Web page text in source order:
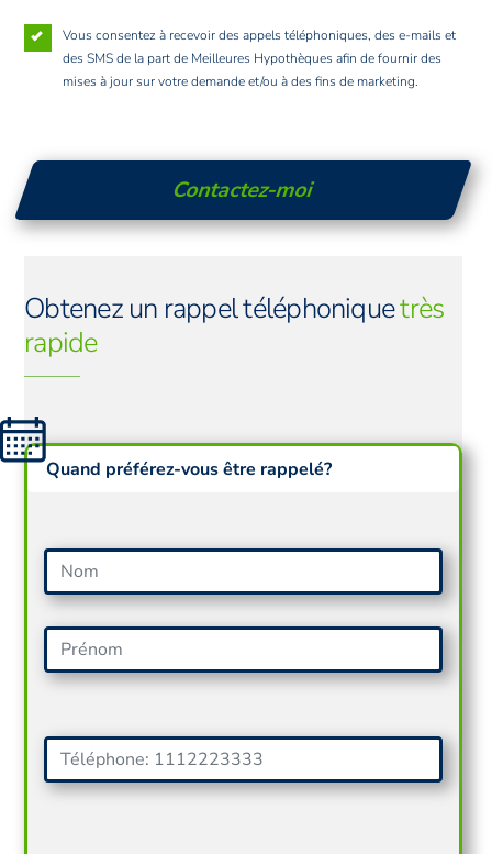
Vous consentez à recevoir des appels téléphoniques, des e-mails et
des SMS de la part de Meilleures Hypothèques afin de fournir des
mises à jour sur votre demande et/ou à des fins de marketing.
Contactez-moi
Obtenez un rappel téléphoniquetrès
rapide
Quand préférez-vous être rappelé?